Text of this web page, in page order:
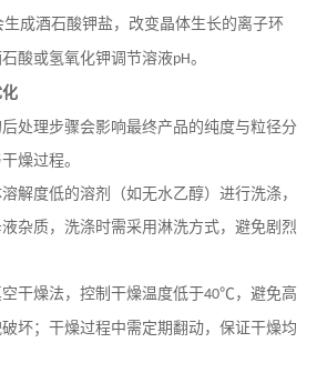
生成酒石酸钾盐，改变晶体生长的离子环
酸或氢氧化钾调节溶液pH。
处理步骤会影响最终产品的纯度与粒径分
燥过程。
解度低的溶剂（如无水乙醇）进行洗涤，
杂质，洗涤时需采用淋洗方式，避免剧烈
干燥法，控制干燥温度低于40℃，避免高
坏；干燥过程中需定期翻动，保证干燥均